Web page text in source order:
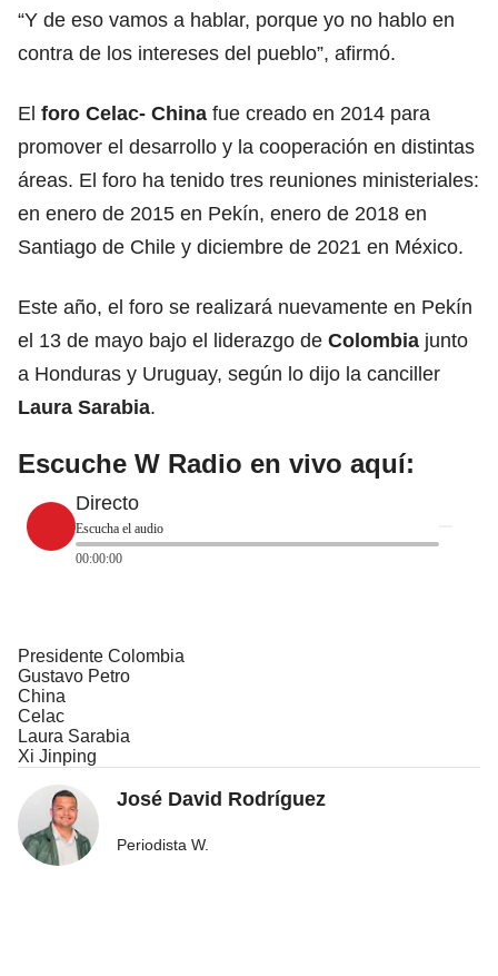
“Y de eso vamos a hablar, porque yo no hablo en
contra de los intereses del pueblo”, afirmó.
El foro Celac- China fue creado en 2014 para
promover el desarrollo y la cooperación en distintas
áreas. El foro ha tenido tres reuniones ministeriales:
en enero de 2015 en Pekín, enero de 2018 en
Santiago de Chile y diciembre de 2021 en México.
Este año, el foro se realizará nuevamente en Pekín
el 13 de mayo bajo el liderazgo de Colombia junto
a Honduras y Uruguay, según lo dijo la canciller
Laura Sarabia.
Escuche W Radio en vivo aquí:
Directo
Escucha el audio
00:00:00
Presidente Colombia
Gustavo Petro
China
Celac
Laura Sarabia
Xi Jinping
José David Rodríguez
Periodista W.